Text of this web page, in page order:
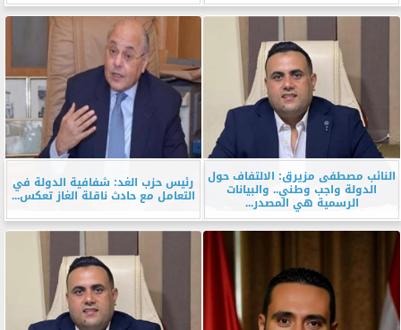
النائب مصطفى مزيرق: الالتفاف حول
الدولة واجب وطني.. والبيانات
الرسمية هي المصدر...
رئيس حزب الغد: شفافية الدولة في
التعامل مع حادث ناقلة الغاز تعكس...